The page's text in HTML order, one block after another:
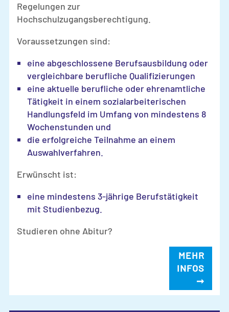
Regelungen zur
Hochschulzugangsberechtigung.
Voraussetzungen sind:
eine abgeschlossene Berufsausbildung oder
vergleichbare berufliche Qualifizierungen
eine aktuelle berufliche oder ehrenamtliche
Tätigkeit in einem sozialarbeiterischen
Handlungsfeld im Umfang von mindestens 8
Wochenstunden und
die erfolgreiche Teilnahme an einem
Auswahlverfahren.
Erwünscht ist:
eine mindestens 3-jährige Berufstätigkeit
mit Studienbezug.
Studieren ohne Abitur?
MEHR
INFOS
➞